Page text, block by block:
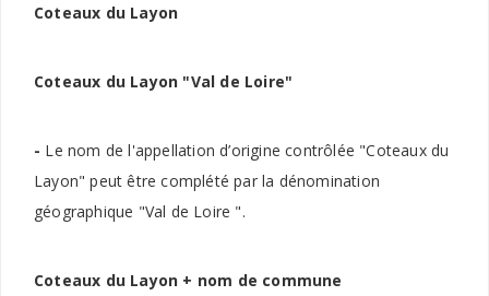
Coteaux du Layon
Coteaux du Layon "Val de Loire"
- Le nom de l'appellation d’origine contrôlée "Coteaux du
Layon" peut être complété par la dénomination
géographique "Val de Loire ".
Coteaux du Layon + nom de commune